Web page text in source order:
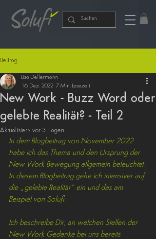
Beitrag
New Work - Buzz Word oder
gelebte Realität? - Teil 2
Lisa Dellermann
16. Dez. 2022 7 Min. Lesezeit
Aktualisiert: vor 3 Tagen
In dem Blogbeitrag von November 2022
habe ich das Thema und den Ursprung der
New Work Bewegung allgemein beleuchtet.
In diesem Blogbeitrag gehe ich intensiver auf
die „gelebte Realität“ ein und das am
Beispiel von Solufi.
Ich beschreibe Dir, an welchen Stellen der
New Work Gedanke bei uns bereits